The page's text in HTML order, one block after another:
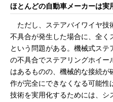
ほとんどの自動車メーカーは実
ただし、ステアバイワイヤ技
不具合が発生した場合に、全く
という問題がある。機械式ステ
の不具合でステアリングホイー
はあるものの、機械的な接続
作が完全にできなくなる可能性
技術を実用化するためには、シ